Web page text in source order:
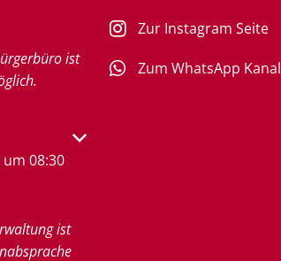
ist
oder Schließzeiten auszublenden
08:30
ist
Zur Instagram Seite
Zum WhatsApp Kanal